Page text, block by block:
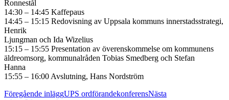
Ronnestål
14:30 – 14:45 Kaffepaus
14:45 – 15:15 Redovisning av Uppsala kommuns innerstadsstrategi,
Henrik
Ljungman och Ida Wizelius
15:15 – 15:55 Presentation av överenskommelse om kommunens
äldreomsorg, kommunalråden Tobias Smedberg och Stefan
Hanna
15:55 – 16:00 Avslutning, Hans Nordström
Inläggsnavigering
Föregående inläggUPS ordförandekonferensNästa